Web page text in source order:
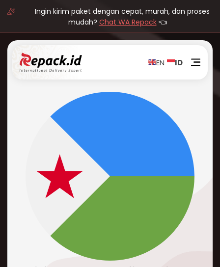
Ingin kirim paket dengan cepat, murah, dan proses
mudah? Chat WA Repack👈
EN ID